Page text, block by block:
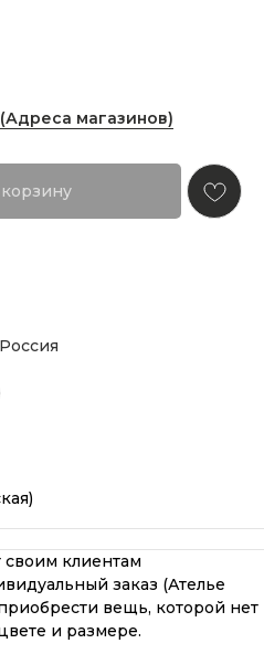
магазинов)
своим клиентам
заказ (Ателье
вещь, которой нет
и размере.